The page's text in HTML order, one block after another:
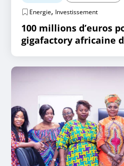
Energie, Investissement
100 millions d’euros
gigafactory africaine